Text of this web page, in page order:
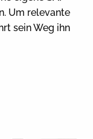
Um relevante
sein Weg ihn